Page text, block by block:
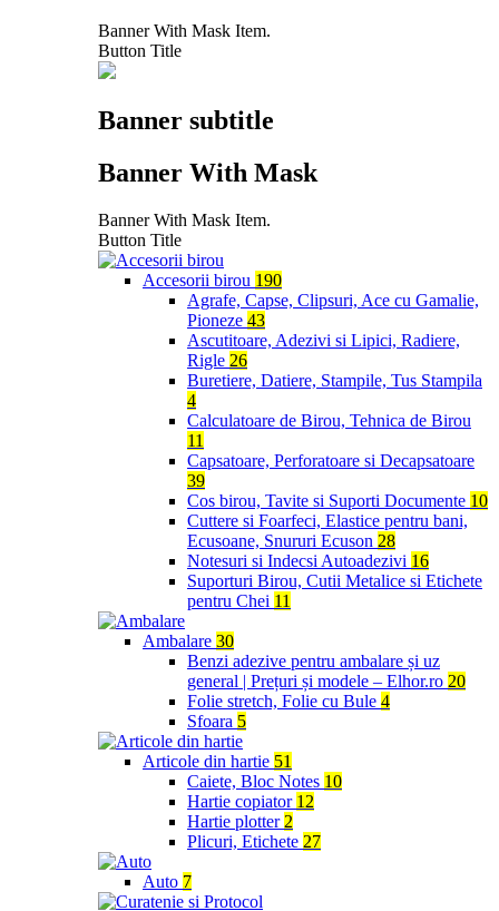
Banner With Mask Item.
Button Title
Banner subtitle
Banner With Mask
Banner With Mask Item.
Button Title
Accesorii birou 190
Agrafe, Capse, Clipsuri, Ace cu Gamalie,
Pioneze 43
Ascutitoare, Adezivi si Lipici, Radiere,
Rigle 26
Buretiere, Datiere, Stampile, Tus Stampila
4
Calculatoare de Birou, Tehnica de Birou
11
Capsatoare, Perforatoare si Decapsatoare
39
Cos birou, Tavite si Suporti Documente 10
Cuttere si Foarfeci, Elastice pentru bani,
Ecusoane, Snururi Ecuson 28
Notesuri si Indecsi Autoadezivi 16
Suporturi Birou, Cutii Metalice si Etichete
pentru Chei 11
Ambalare 30
Benzi adezive pentru ambalare și uz
general | Prețuri și modele – Elhor.ro 20
Folie stretch, Folie cu Bule 4
Sfoara 5
Articole din hartie 51
Caiete, Bloc Notes 10
Hartie copiator 12
Hartie plotter 2
Plicuri, Etichete 27
Auto 7